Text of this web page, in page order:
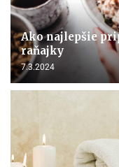
Ako najlepšie
raňajky
7.3.2024